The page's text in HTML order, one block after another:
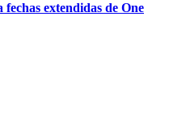
extendidas de One